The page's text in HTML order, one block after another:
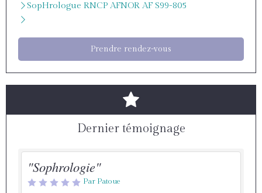
SopHrologue RNCP AFNOR AF S99-805
Prendre rendez-vous
Dernier témoignage
"Sophrologie"
Par Patoue